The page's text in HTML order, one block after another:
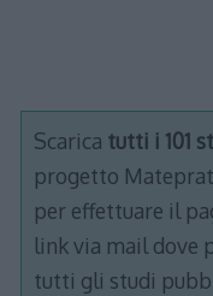
Scarica tutti i 101
progetto
per effettuare il
link via mail dove
tutti gli studi